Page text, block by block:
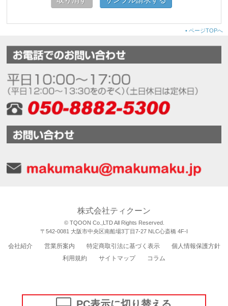
• ページTOPへ
株式会社ティクーン
© TQOON Co.,LTD All Rights Reserved.
〒542-0081 大阪市中央区南船場3丁目7-27 NLC心斎橋 4F-I
会社紹介 営業所案内 特定商取引法に基づく表示
個人情報保護方針
利用規約
サイトマップ コラム